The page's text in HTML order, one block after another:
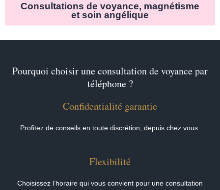
Consultations de voyance, magnétisme
et soin angélique
Pourquoi choisir une consultation de voyance par
téléphone ?
Confidentialité garantie
Profitez de conseils en toute discrétion, depuis chez vous.
Flexibilité
Choisissez l’horaire qui vous convient pour une consultation